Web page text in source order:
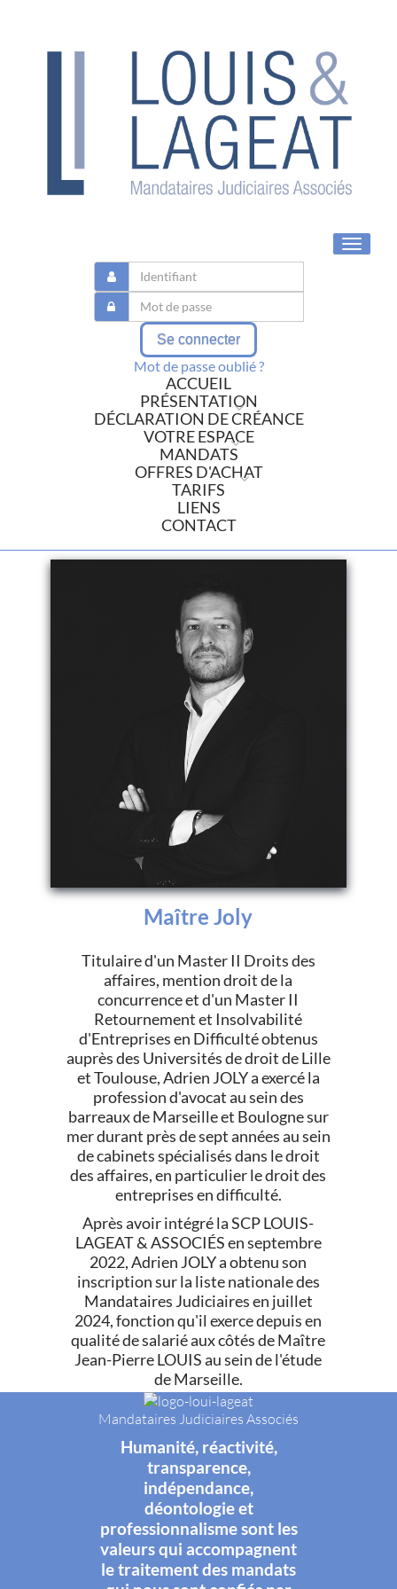
Toggle
Se connecter
Mot de passe oublié ?
ACCUEIL
PRÉSENTATION
DÉCLARATION DE CRÉANCE
VOTRE ESPACE
MANDATS
OFFRES D'ACHAT
TARIFS
LIENS
CONTACT
Maître Joly
Titulaire d'un Master II Droits des
affaires, mention droit de la
concurrence et d'un Master II
Retournement et Insolvabilité
d'Entreprises en Difficulté obtenus
auprès des Universités de droit de Lille
et Toulouse, Adrien JOLY a exercé la
profession d'avocat au sein des
barreaux de Marseille et Boulogne sur
mer durant près de sept années au sein
de cabinets spécialisés dans le droit
des affaires, en particulier le droit des
entreprises en difficulté.
Après avoir intégré la SCP LOUIS-
LAGEAT & ASSOCIÉS en septembre
2022, Adrien JOLY a obtenu son
inscription sur la liste nationale des
Mandataires Judiciaires en juillet
2024, fonction qu'il exerce depuis en
qualité de salarié aux côtés de Maître
Jean-Pierre LOUIS au sein de l'étude
de Marseille.
Mandataires Judiciaires Associés
Humanité, réactivité,
transparence,
indépendance,
déontologie et
professionnalisme sont les
valeurs qui accompagnent
le traitement des mandats